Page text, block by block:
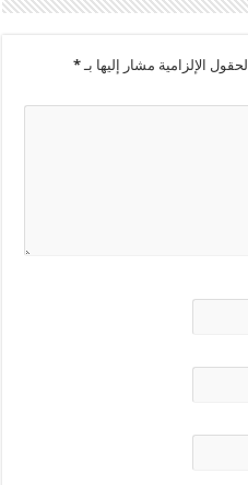
الحقول الإلزامية مشار إليها بـ*